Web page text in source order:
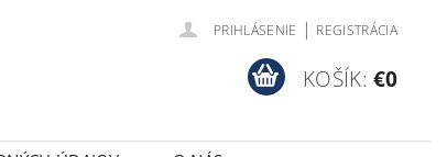
PRIHLÁSENIE | REGISTRÁCIA
KOŠÍK: €0